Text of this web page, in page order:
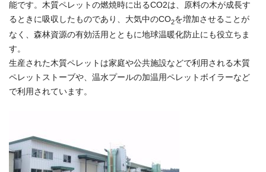
能です。木質ペレットの燃焼時に出るCO2は、原料の木が成長す
るときに吸収したものであり、大気中のCO2を増加させることが
なく、森林資源の有効活用とともに地球温暖化防止にも役立ちま
す。
生産された木質ペレットは家庭や公共施設などで利用される木質
ペレットストーブや、温水プールの加温用ペレットボイラーなど
で利用されています。